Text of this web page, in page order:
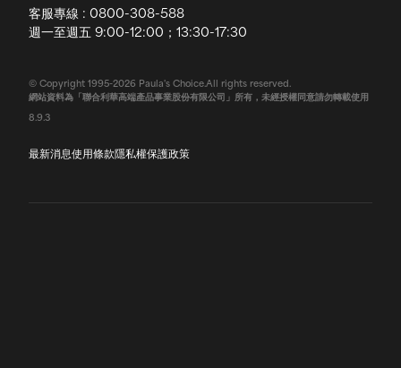
退換貨政策
聯絡我們
客服專線 : 0800-308-588
週一至週五 9:00-12:00；13:30-17:30
© Copyright 1995-2026 Paula's Choice.All rights reserved.
網站資料為「聯合利華高端產品事業股份有限公司」所有，未經授權同意請勿轉載使用
8.9.3
最新消息使用條款隱私權保護政策